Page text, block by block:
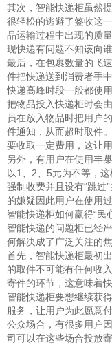
其次，智能快递柜虽然
很轻松的逃避了签收这
品运输过程中出现的质
现快递有问题不知该向谁
最后，在包裹数量的飞
件把快递送到消费者手
快递高峰时段一般都使
把物品投入快递柜时会
员在放入物品时把用户
件通知，从而超时取件
要收取一定费用，这让
另外，有用户在使用丰
以1、2、5元为不等，
强制收费并且设有“跳过
的嫌疑因此用户在使用
智能快递柜如何赢得“民
智能快递的问题柜已经
何解决成了广泛关注的焦
首先，智能快递柜最初
的取件不可能有任何收
寄件的环节，这意味着
智能快递柜要想继续获
服务，让用户为此愿意
公众场合，有很多用户
司可以在这些场合投放